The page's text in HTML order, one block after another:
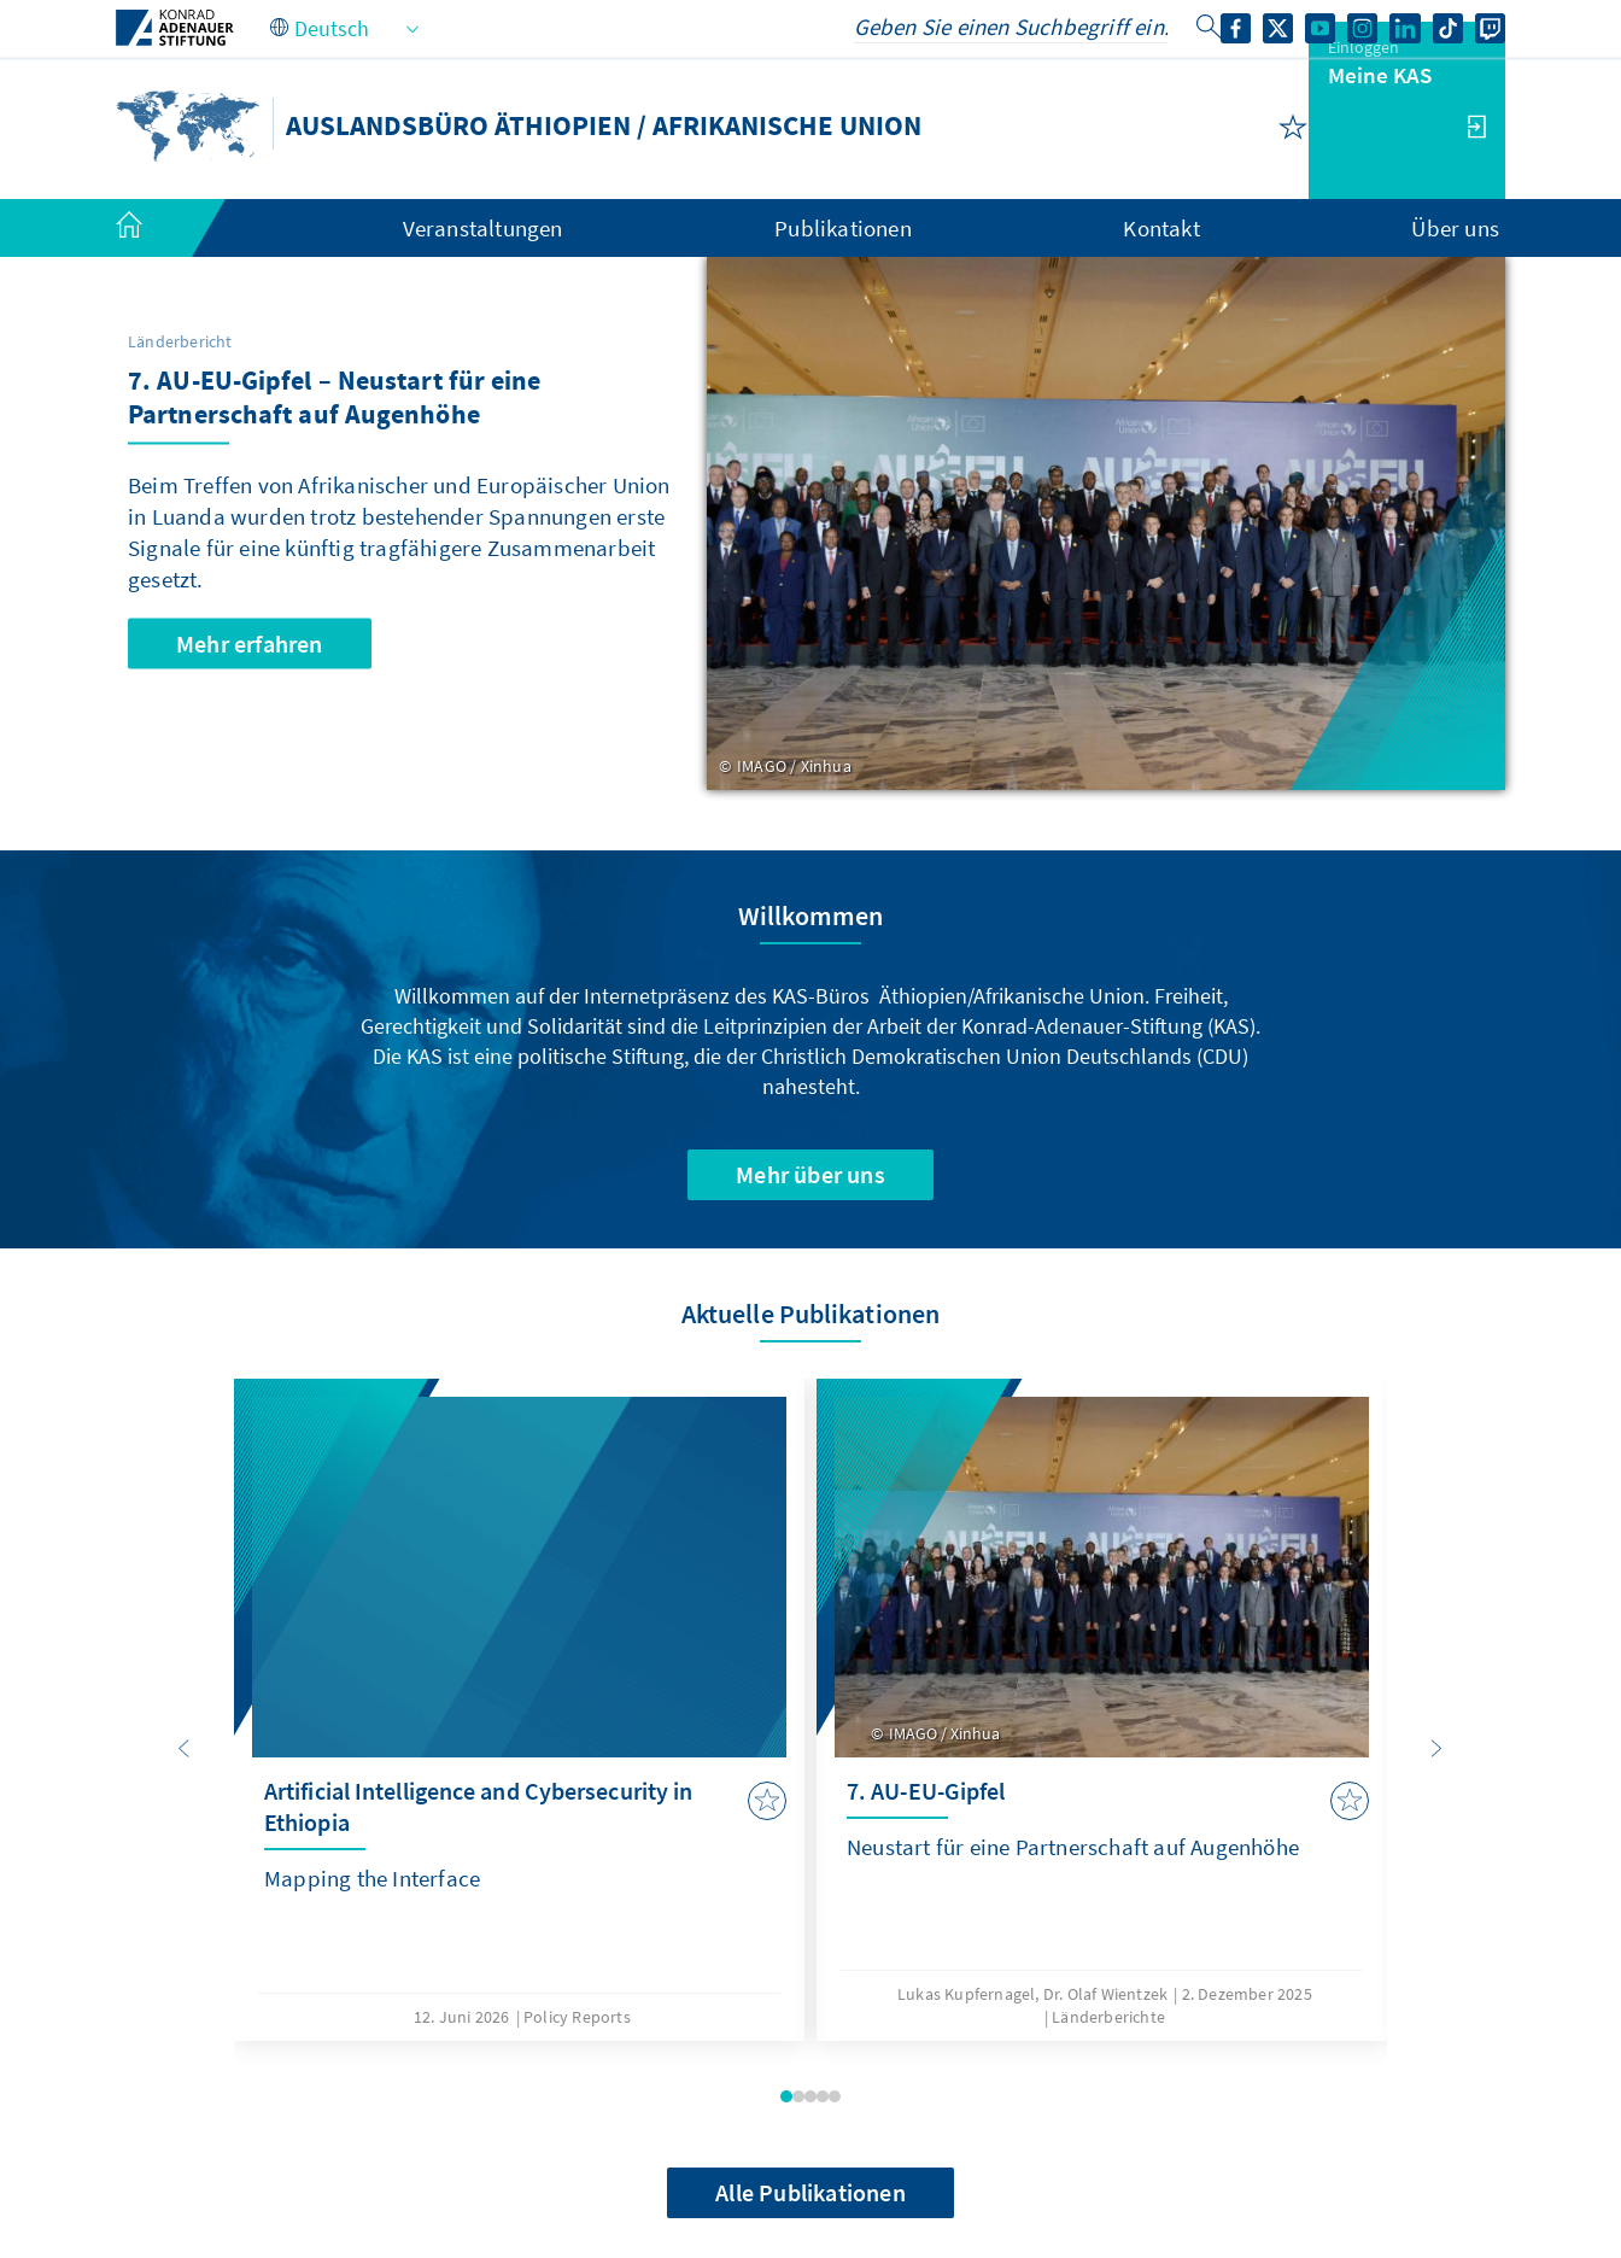
Zum Hauptinhalt springen
AUSLANDSBÜRO ÄTHIOPIEN / AFRIKANISCHE UNION
Einloggen
Meine KAS
Veranstaltungen Publikationen Kontakt Über uns
IMAGO / Xinhua
Länderbericht
7. AU-EU-Gipfel – Neustart für eine
Partnerschaft auf Augenhöhe
Beim Treffen von Afrikanischer und Europäischer Union
in Luanda wurden trotz bestehender Spannungen erste
Signale für eine künftig tragfähigere Zusammenarbeit
gesetzt.
Mehr erfahren
Willkommen
Willkommen auf der Internetpräsenz des KAS-Büros Äthiopien/Afrikanische Union. Freiheit,
Gerechtigkeit und Solidarität sind die Leitprinzipien der Arbeit der Konrad-Adenauer-Stiftung (KAS).
Die KAS ist eine politische Stiftung, die der Christlich Demokratischen Union Deutschlands (CDU)
nahesteht.
Mehr über uns
Aktuelle Publikationen
Artificial Intelligence and Cybersecurity in
Ethiopia
Mapping the Interface
12. Juni 2026 Policy Reports
IMAGO / Xinhua
7. AU-EU-Gipfel
Neustart für eine Partnerschaft auf Augenhöhe
Lukas Kupfernagel, Dr. Olaf Wientzek
2. Dezember 2025
Länderberichte
Alle Publikationen